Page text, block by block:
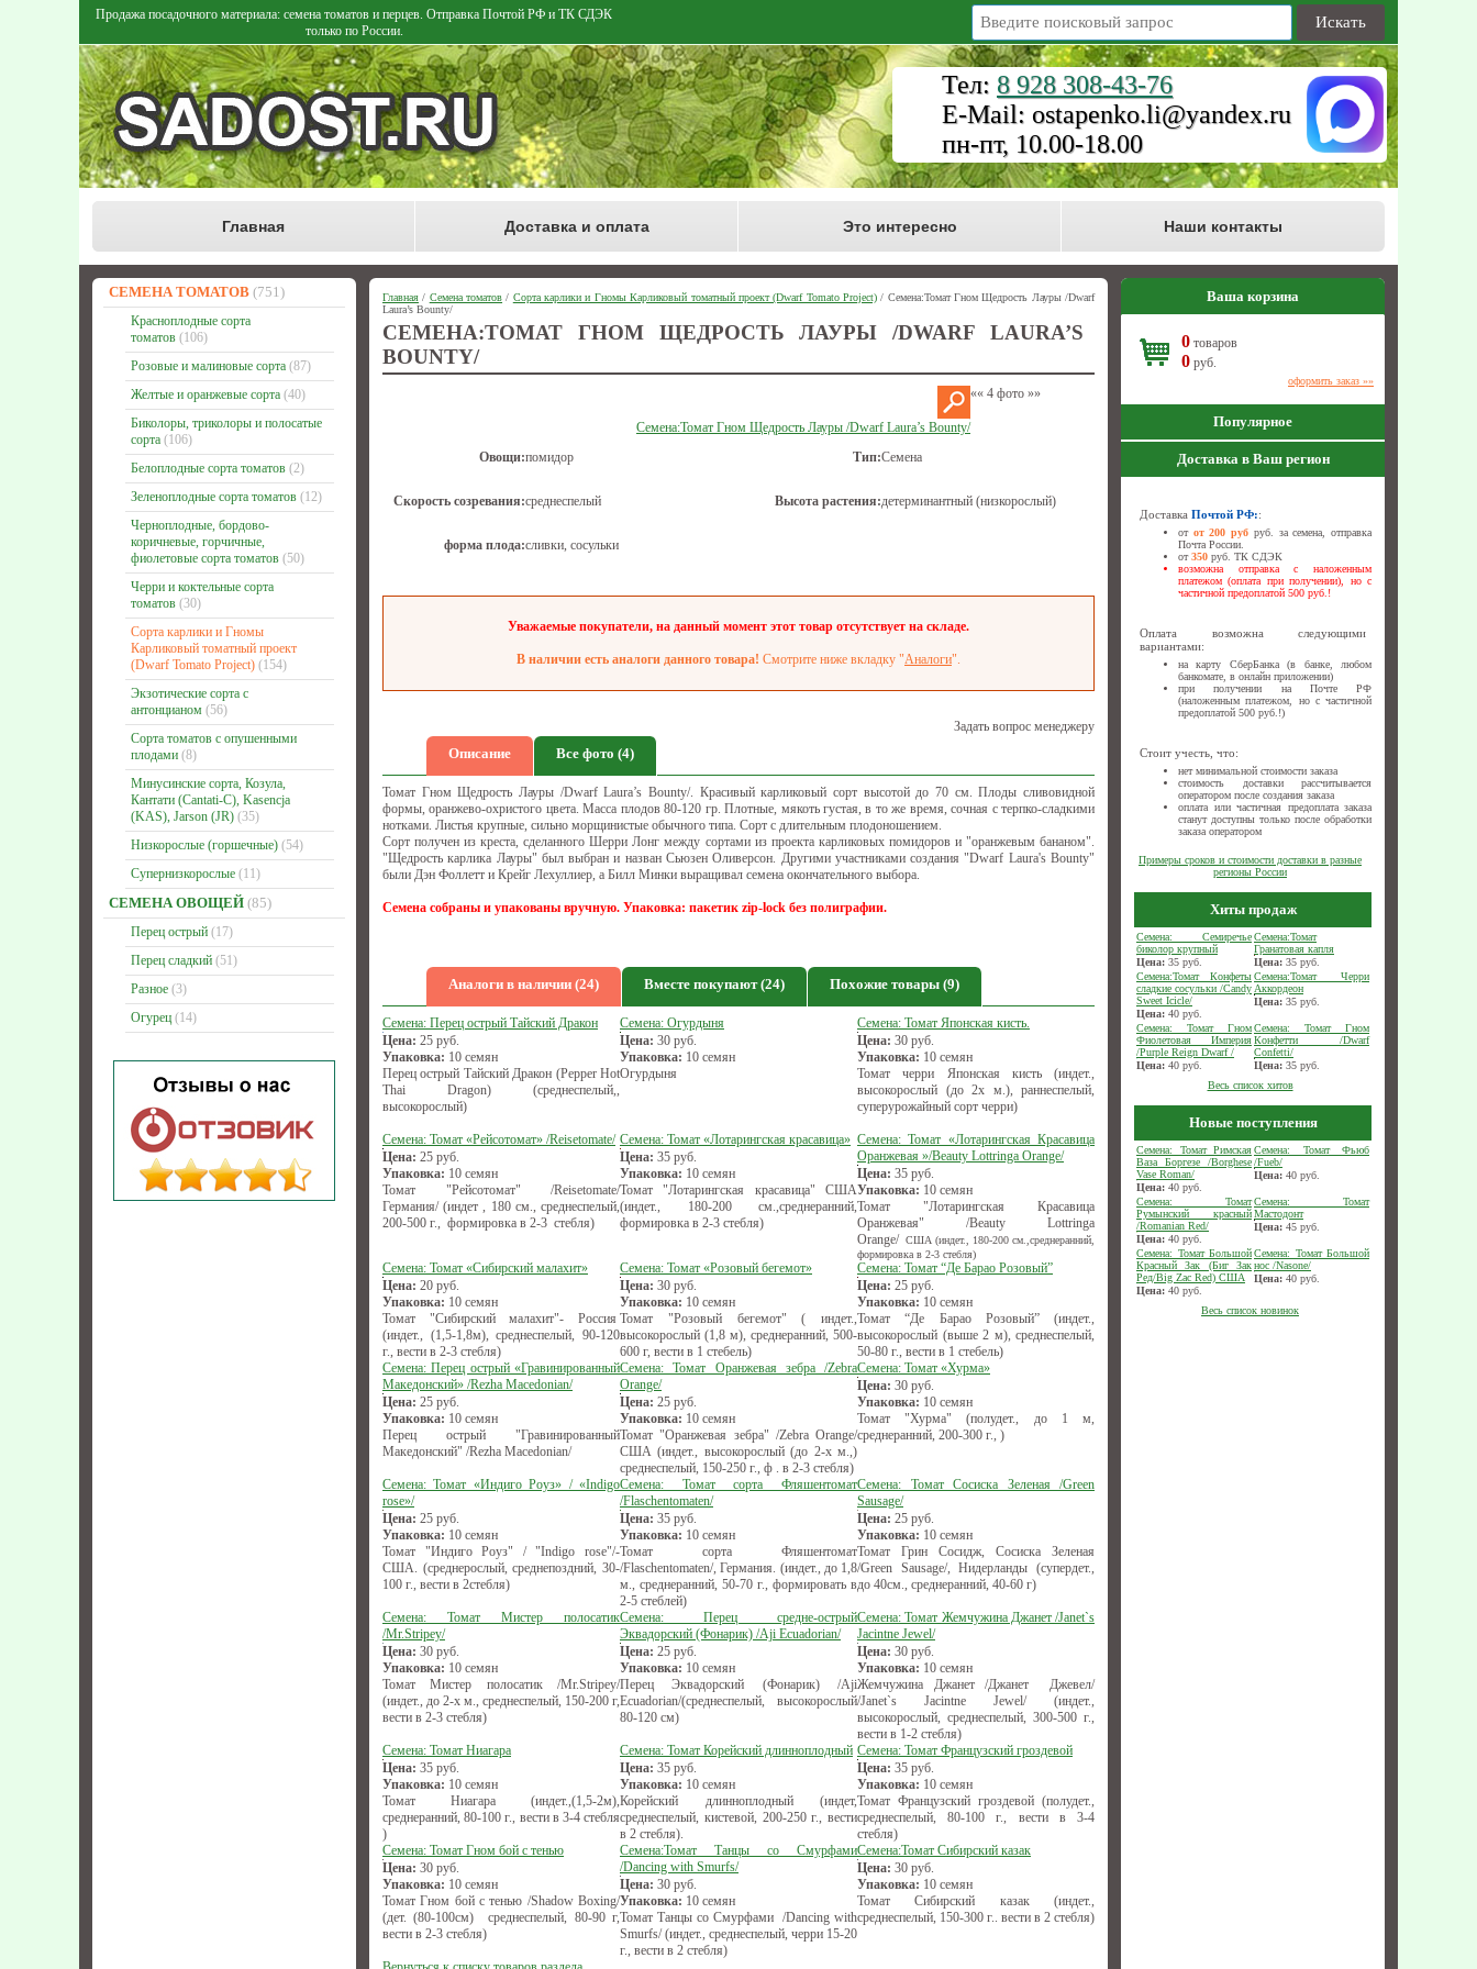
Продажа посадочного материала: семена томатов и перцев. Отправка Почтой РФ и ТК СДЭК
только по России.
Искать
Тел: 8 928 308-43-76
E-Mail: ostapenko.li@yandex.ru
пн-пт, 10.00-18.00
Главная Доставка и оплата Это интересно Наши контакты
СЕМЕНА ТОМАТОВ (751)
Красноплодные сорта
томатов (106)
Розовые и малиновые сорта (87)
Желтые и оранжевые сорта (40)
Биколоры, триколоры и полосатые
сорта (106)
Белоплодные сорта томатов (2)
Зеленоплодные сорта томатов (12)
Черноплодные, бордово-
коричневые, горчичные,
фиолетовые сорта томатов (50)
Черри и коктельные сорта
томатов (30)
Сорта карлики и Гномы
Карликовый томатный проект
(Dwarf Tomato Project) (154)
Экзотические сорта с
антонцианом (56)
Сорта томатов с опушенными
плодами (8)
Минусинские сорта, Козула,
Кантати (Cantati-C), Kasencja
(KAS), Jarson (JR) (35)
Низкорослые (горшечные) (54)
Супернизкорослые (11)
СЕМЕНА ОВОЩЕЙ (85)
Перец острый (17)
Перец сладкий (51)
Разное (3)
Огурец (14)
Главная / Семена томатов / Сорта карлики и Гномы Карликовый томатный проект (Dwarf Tomato Project)/ Семена:Томат Гном Щедрость Лауры /Dwarf
Laura’s Bounty/
СЕМЕНА:ТОМАТ ГНОМ ЩЕДРОСТЬ ЛАУРЫ /DWARF LAURA’S
BOUNTY/
Семена:Томат Гном Щедрость Лауры /Dwarf Laura’s Bounty/
«« 4 фото »»
Овощи:помидор Тип:Семена
Скорость созревания:среднеспелый Высота растения:детерминантный (низкорослый)
форма плода:сливки, сосульки
Уважаемые покупатели, на данный момент этот товар отсутствует на складе.
В наличии есть аналоги данного товара! Смотрите ниже вкладку "Аналоги".
Задать вопрос менеджеру
Описание Все фото (4)
Томат Гном Щедрость Лауры /Dwarf Laura’s Bounty/. Красивый карликовый сорт высотой до 70 см. Плоды сливовидной
формы, оранжево-охристого цвета. Масса плодов 80-120 гр. Плотные, мякоть густая, в то же время, сочная с терпко-сладкими
нотками. Листья крупные, сильно морщинистые обычного типа. Сорт с длительным плодоношением.
Сорт получен из креста, сделанного Шерри Лонг между сортами из проекта карликовых помидоров и "оранжевым бананом".
"Щедрость карлика Лауры" был выбран и назван Сьюзен Оливерсон. Другими участниками создания "Dwarf Laura's Bounty"
были Дэн Фоллетт и Крейг Лехуллиер, а Билл Минки выращивал семена окончательного выбора.
Семена собраны и упакованы вручную. Упаковка: пакетик zip-lock без полиграфии.
Аналоги в наличии (24) Вместе покупают (24) Похожие товары (9)
Семена: Перец острый Тайский Дракон
Цена: 25 руб.
Упаковка: 10 семян
Перец острый Тайский Дракон (Pepper Hot
Thai Dragon) (среднеспелый,,
высокорослый)
Семена: Огурдыня
Цена: 30 руб.
Упаковка: 10 семян
Огурдыня
Семена: Томат Японская кисть.
Цена: 30 руб.
Упаковка: 10 семян
Томат черри Японская кисть (индет.,
высокорослый (до 2х м.), раннеспелый,
суперурожайный сорт черри)
Семена: Томат «Рейсотомат» /Reisetomate/
Цена: 25 руб.
Упаковка: 10 семян
Томат "Рейсотомат" /Reisetomate/
Германия/ (индет , 180 см., среднеспелый,
200-500 г., формировка в 2-3 стебля)
Семена: Томат «Лотарингская красавица»
Цена: 35 руб.
Упаковка: 10 семян
Томат "Лотарингская красавица" США
(индет., 180-200 см.,среднеранний,
формировка в 2-3 стебля)
Семена: Томат «Лотарингская Красавица
Оранжевая »/Beauty Lottringa Оrange/
Цена: 35 руб.
Упаковка: 10 семян
Томат "Лотарингская Красавица
Оранжевая" /Beauty Lottringa
Оrange/ США (индет., 180-200 см.,среднеранний,
формировка в 2-3 стебля)
Семена: Томат «Сибирский малахит»
Цена: 20 руб.
Упаковка: 10 семян
Томат "Сибирский малахит"- Россия
(индет., (1,5-1,8м), среднеспелый, 90-120
г., вести в 2-3 стебля)
Семена: Томат «Розовый бегемот»
Цена: 30 руб.
Упаковка: 10 семян
Томат "Розовый бегемот" ( индет.,
высокорослый (1,8 м), среднеранний, 500-
600 г, вести в 1 стебель)
Семена: Томат “Де Барао Розовый”
Цена: 25 руб.
Упаковка: 10 семян
Томат “Де Барао Розовый” (индет.,
высокорослый (выше 2 м), среднеспелый,
50-80 г., вести в 1 стебель)
Семена: Перец острый «Гравинированный
Македонский» /Rezha Macedonian/
Цена: 25 руб.
Упаковка: 10 семян
Перец острый "Гравинированный
Македонский" /Rezha Macedonian/
Семена: Томат Оранжевая зебра /Zebra
Orange/
Цена: 25 руб.
Упаковка: 10 семян
Томат "Оранжевая зебра" /Zebra Orange/
США (индет., высокорослый (до 2-х м.,)
среднеспелый, 150-250 г., ф . в 2-3 стебля)
Семена: Томат «Хурма»
Цена: 30 руб.
Упаковка: 10 семян
Томат "Хурма" (полудет., до 1 м,
среднеранний, 200-300 г., )
Семена: Томат «Индиго Роуз» / «Indigo
rose»/
Цена: 25 руб.
Упаковка: 10 семян
Томат "Индиго Роуз" / "Indigo rose"/-
США. (среднерослый, среднепоздний, 30-
100 г., вести в 2стебля)
Семена: Томат сорта Фляшентомат
/Flaschentomaten/
Цена: 35 руб.
Упаковка: 10 семян
Томат сорта Фляшентомат
/Flaschentomaten/, Германия. (индет., до 1,8
м., среднеранний, 50-70 г., формировать в
2-5 стеблей)
Семена: Томат Сосиска Зеленая /Green
Sausage/
Цена: 25 руб.
Упаковка: 10 семян
Томат Грин Сосидж, Сосиска Зеленая
/Green Sausage/, Нидерланды (супердет.,
до 40см., среднеранний, 40-60 г)
Семена: Томат Мистер полосатик
/Mr.Stripey/
Цена: 30 руб.
Упаковка: 10 семян
Томат Мистер полосатик /Mr.Stripey/
(индет., до 2-х м., среднеспелый, 150-200 г,
вести в 2-3 стебля)
Семена: Перец средне-острый
Эквадорский (Фонарик) /Aji Ecuadorian/
Цена: 25 руб.
Упаковка: 10 семян
Перец Эквадорский (Фонарик) /Aji
Ecuadorian/(среднеспелый, высокорослый
80-120 см)
Семена: Томат Жемчужина Джанет /Janet`s
Jacintne Jewel/
Цена: 30 руб.
Упаковка: 10 семян
Жемчужина Джанет /Джанет Джевел/
/Janet`s Jacintne Jewel/ (индет.,
высокорослый, среднеспелый, 300-500 г.,
вести в 1-2 стебля)
Семена: Томат Ниагара
Цена: 35 руб.
Упаковка: 10 семян
Томат Ниагара (индет.,(1,5-2м),
среднеранний, 80-100 г., вести в 3-4 стебля
)
Семена: Томат Корейский длинноплодный
Цена: 35 руб.
Упаковка: 10 семян
Корейский длинноплодный (индет,
среднеспелый, кистевой, 200-250 г., вести
в 2 стебля).
Семена: Томат Французский гроздевой
Цена: 35 руб.
Упаковка: 10 семян
Томат Французский гроздевой (полудет.,
среднеспелый, 80-100 г., вести в 3-4
стебля)
Семена: Томат Гном бой с тенью
Цена: 30 руб.
Упаковка: 10 семян
Томат Гном бой с тенью /Shadow Boxing/
(дет. (80-100см) среднеспелый, 80-90 г,
вести в 2-3 стебля)
Семена:Томат Танцы со Смурфами
/Dancing with Smurfs/
Цена: 30 руб.
Упаковка: 10 семян
Томат Танцы со Смурфами /Dancing with
Smurfs/ (индет., среднеспелый, черри 15-20
г., вести в 2 стебля)
Семена:Томат Сибирский казак
Цена: 30 руб.
Упаковка: 10 семян
Томат Сибирский казак (индет.,
среднеспелый, 150-300 г.. вести в 2 стебля)
Ваша корзина
0 товаров
0 руб.
оформить заказ »»
Популярное
Доставка в Ваш регион
Доставка Почтой РФ::
от от 200 руб руб. за семена, отправка
Почта России.
от350 руб. ТК СДЭК
возможна отправка с наложенным
платежом (оплата при получении), но с
частичной предоплатой 500 руб.!
Оплата возможна следующими
вариантами:
на карту СберБанка (в банке, любом
банкомате, в онлайн приложении)
при получении на Почте РФ
(наложенным платежом, но с частичной
предоплатой 500 руб.!)
Стоит учесть, что:
нет минимальной стоимости заказа
стоимость доставки рассчитывается
оператором после создания заказа
оплата или частичная предоплата заказа
станут доступны только после обработки
заказа оператором
Примеры сроков и стоимости доставки в разные
регионы России
Хиты продаж
Семена: Семиречье
биколор крупный
Цена: 35 руб.
Семена:Томат
Гранатовая капля
Цена: 35 руб.
Семена:Томат Конфеты
сладкие сосульки /Candy
Sweet Icicle/
Цена: 40 руб.
Семена:Томат Черри
Аккордеон
Цена: 35 руб.
Семена: Томат Гном
Фиолетовая Империя
/Purple Reign Dwarf /
Цена: 40 руб.
Семена: Томат Гном
Конфетти /Dwarf
Confetti/
Цена: 35 руб.
Весь список хитов
Новые поступления
Семена: Томат Римская
Ваза Боргезе /Borghese
Vase Roman/
Цена: 40 руб.
Семена: Томат Фьюб
/Fueb/
Цена: 40 руб.
Семена: Томат
Румынский красный
/Romanian Red/
Цена: 40 руб.
Семена: Томат
Мастодонт
Цена: 45 руб.
Семена: Томат Большой
Красный Зак (Биг Зак
Ред/Big Zac Red) США
Цена: 40 руб.
Семена: Томат Большой
нос /Nasone/
Цена: 40 руб.
Весь список новинок